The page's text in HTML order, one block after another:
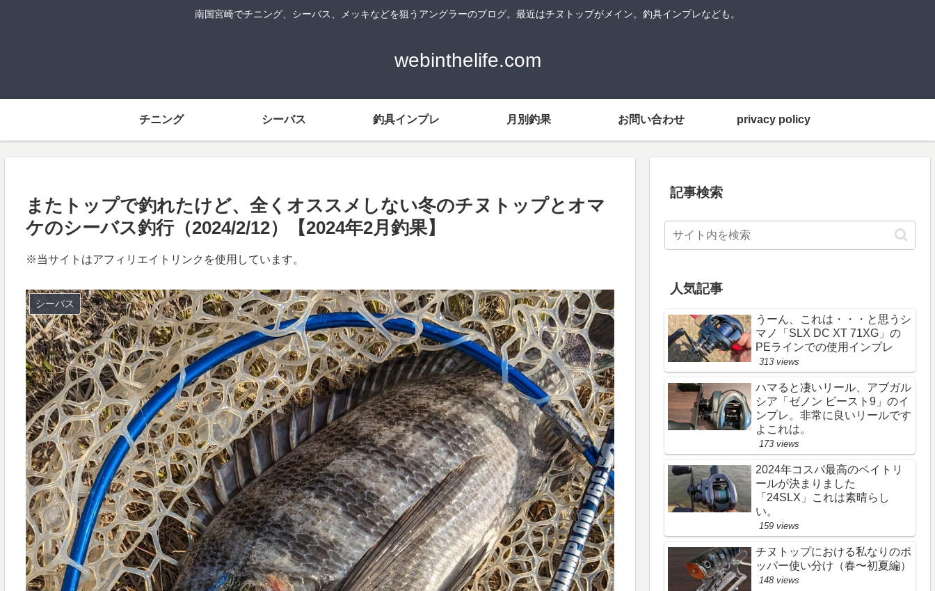
南国宮崎でチニング、シーバス、メッキなどを狙うアングラーのブログ。最近はチヌトップがメイン。釣具インプレなども。
webinthelife.com
チニング シーバス 釣具インプレ 月別釣果 お問い合わせ privacy policy
またトップで釣れたけど、全くオススメしない冬のチヌトップとオマ
ケのシーバス釣行（2024/2/12）【2024年2月釣果】
※当サイトはアフィリエイトリンクを使用しています。
シーバス
記事検索
人気記事
うーん、これは・・・と思うシ
マノ「SLX DC XT 71XG」の
PEラインでの使用インプレ
313 views
ハマると凄いリール、アブガル
シア「ゼノン ビースト9」のイ
ンプレ。非常に良いリールです
よこれは。
173 views
2024年コスパ最高のベイトリ
ールが決まりました
「24SLX」これは素晴らし
い。
159 views
チヌトップにおける私なりのポ
ッパー使い分け（春〜初夏編）
148 views